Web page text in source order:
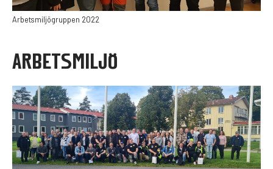
Arbetsmiljögruppen 2022
ARBETSMILJÖ